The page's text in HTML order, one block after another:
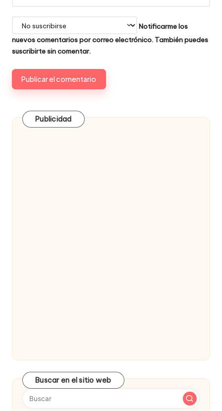
Notificarme los
nuevos comentarios por correo electrónico. También puedes
suscribirtesin comentar.
Publicidad
Buscar en el sitio web